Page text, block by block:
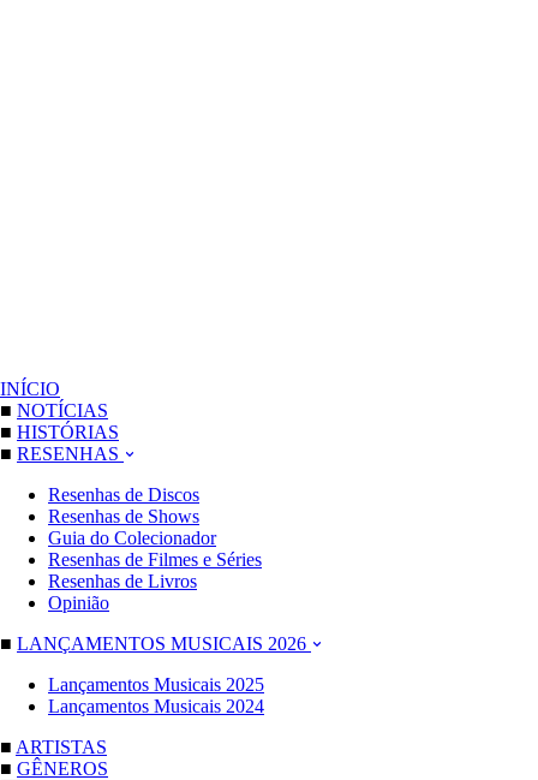
INÍCIO
■ NOTÍCIAS
■ HISTÓRIAS
■ RESENHAS
Resenhas de Discos
Resenhas de Shows
Guia do Colecionador
Resenhas de Filmes e Séries
Resenhas de Livros
Opinião
■ LANÇAMENTOS MUSICAIS 2026
Lançamentos Musicais 2025
Lançamentos Musicais 2024
■ ARTISTAS
■ GÊNEROS